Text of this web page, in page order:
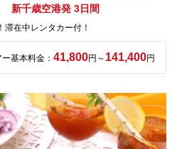
新千歳空港発 3日間
在中レンタカー付！
ー基本料金： 41,800円～ 141,400円